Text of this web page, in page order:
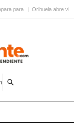
para Orihuela abre